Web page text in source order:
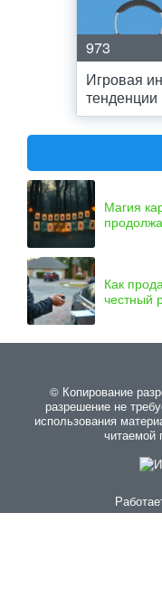
973
Игровая
тенденции
Магия
Как
честный
© Копирование
разрешение не
использования
читаемой